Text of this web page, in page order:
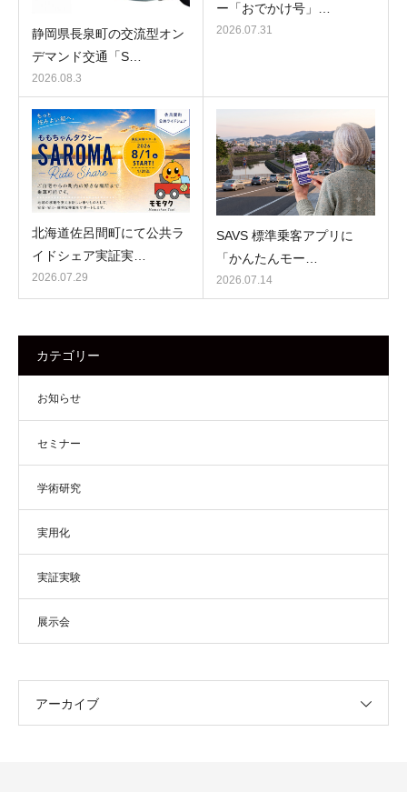
静岡県長泉町の交流型オン
デマンド交通「S…
2026.08.3
ー「おでかけ号」…
2026.07.31
北海道佐呂間町にて公共ラ
イドシェア実証実…
2026.07.29
SAVS 標準乗客アプリに
「かんたんモー…
2026.07.14
カテゴリー
お知らせ
セミナー
学術研究
実用化
実証実験
展示会
アーカイブ